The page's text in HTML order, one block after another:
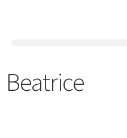
Beatrice